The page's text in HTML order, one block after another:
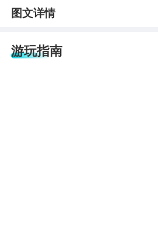
图文详情
游玩指南